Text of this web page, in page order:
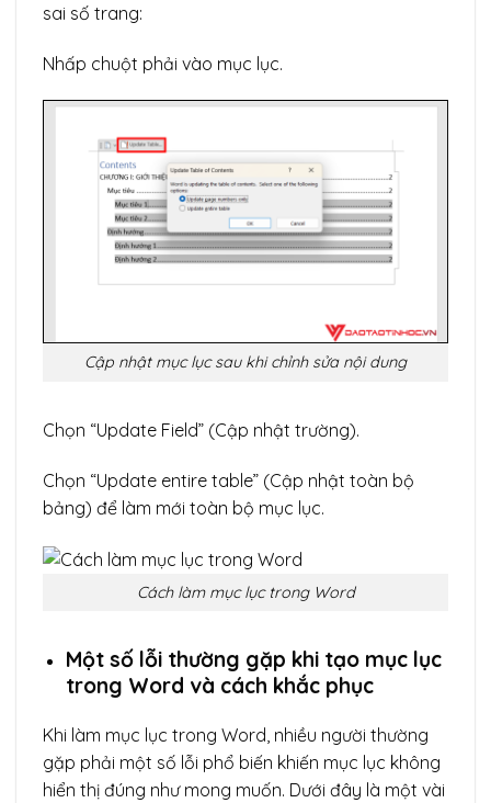
sai số trang:
Nhấp chuột phải vào mục lục.
Cập nhật mục lục sau khi chỉnh sửa nội dung
Chọn “Update Field” (Cập nhật trường).
Chọn “Update entire table” (Cập nhật toàn bộ
bảng) để làm mới toàn bộ mục lục.
Cách làm mục lục trong Word
Một số lỗi thường gặp khi tạo mục lục
trong Word và cách khắc phục
Khi làm mục lục trong Word, nhiều người thường
gặp phải một số lỗi phổ biến khiến mục lục không
hiển thị đúng như mong muốn. Dưới đây là một vài